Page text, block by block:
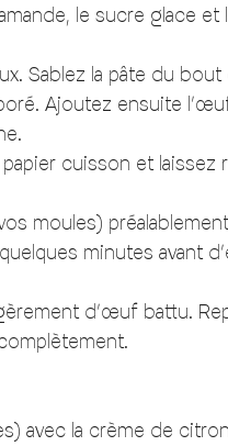
le sucre glace et
Sablez la pâte du
Ajoutez ensuite
cuisson et laissez
moules)
minutes avant
d’œuf battu.
avec la crème de